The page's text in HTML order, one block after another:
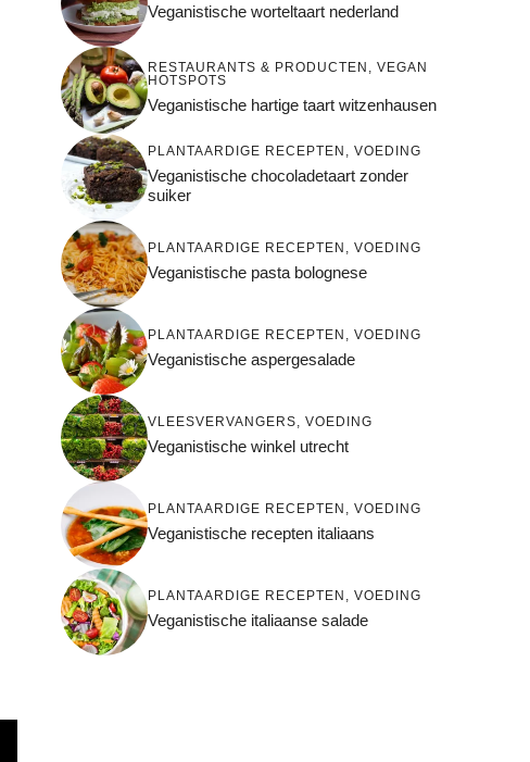
Veganistische worteltaart nederland
RESTAURANTS & PRODUCTEN
VEGAN
HOTSPOTS
Veganistische hartige taart witzenhausen
PLANTAARDIGE RECEPTEN VOEDING
Veganistische chocoladetaart zonder
suiker
PLANTAARDIGE RECEPTEN VOEDING
Veganistische pasta bolognese
PLANTAARDIGE RECEPTEN VOEDING
Veganistische aspergesalade
VLEESVERVANGERS VOEDING
Veganistische winkel utrecht
PLANTAARDIGE RECEPTEN VOEDING
Veganistische recepten italiaans
PLANTAARDIGE RECEPTEN VOEDING
Veganistische italiaanse salade